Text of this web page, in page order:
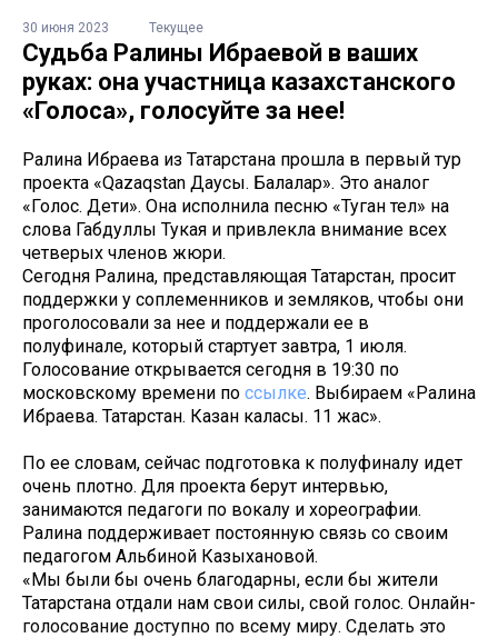
30 июня 2023 Текущее
Судьба Ралины Ибраевой в ваших
руках: она участница казахстанского
«Голоса», голосуйте за нее!
Ралина Ибраева из Татарстана прошла в первый тур
проекта «Qazaqstan Даусы. Балалар». Это аналог
«Голос. Дети». Она исполнила песню «Туган тел» на
слова Габдуллы Тукая и привлекла внимание всех
четверых членов жюри.
Сегодня Ралина, представляющая Татарстан, просит
поддержки у соплеменников и земляков, чтобы они
проголосовали за нее и поддержали ее в
полуфинале, который стартует завтра, 1 июля.
Голосование открывается сегодня в 19:30 по
московскому времени по ссылке. Выбираем «Ралина
Ибраева. Татарстан. Казан каласы. 11 жас».
По ее словам, сейчас подготовка к полуфиналу идет
очень плотно. Для проекта берут интервью,
занимаются педагоги по вокалу и хореографии.
Ралина поддерживает постоянную связь со своим
педагогом Альбиной Казыхановой.
«Мы были бы очень благодарны, если бы жители
Татарстана отдали нам свои силы, свой голос. Онлайн-
голосование доступно по всему миру. Сделать это